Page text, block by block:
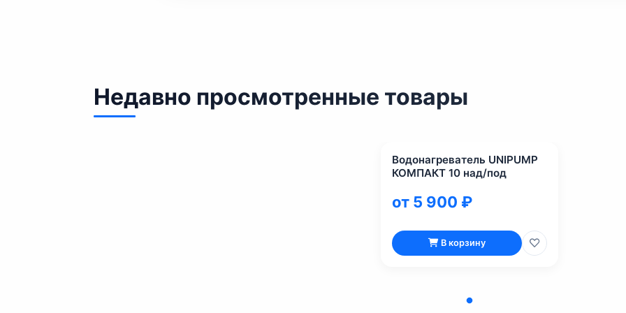
Недавно просмотренные товары
Водонагреватель UNIPUMP
КОМПАКТ 10 над/под
от 5 900 ₽
В корзину